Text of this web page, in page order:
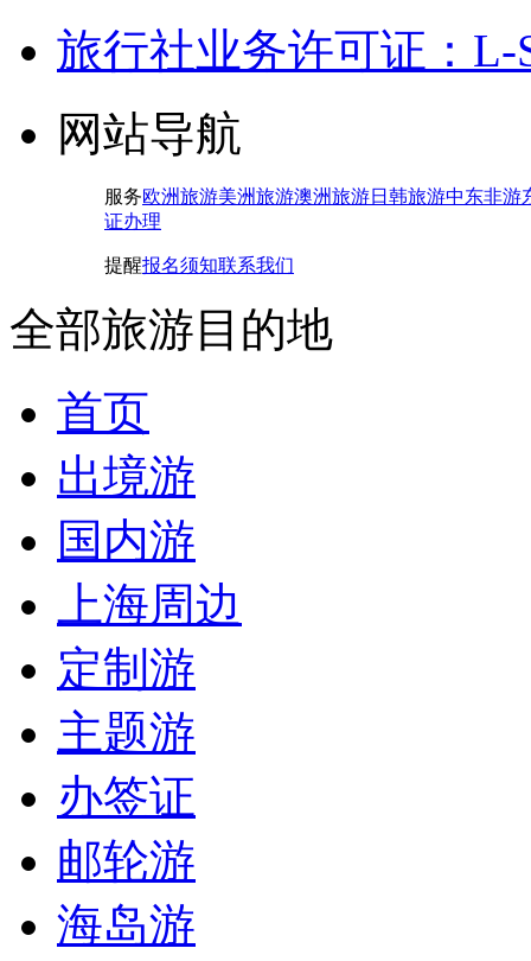
旅行社业务许可证：L-
网站导航
服务欧洲旅游美洲旅游澳洲旅游日韩旅游中东非游
证办理
提醒报名须知联系我们
全部旅游目的地
首页
出境游
国内游
上海周边
定制游
主题游
办签证
邮轮游
海岛游